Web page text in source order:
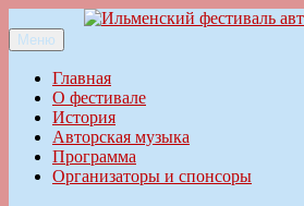
к
содержимому
Ильменский фестиваль авторской песни
Меню
Главная
О фестивале
История
Авторская музыка
Программа
Организаторы и спонсоры